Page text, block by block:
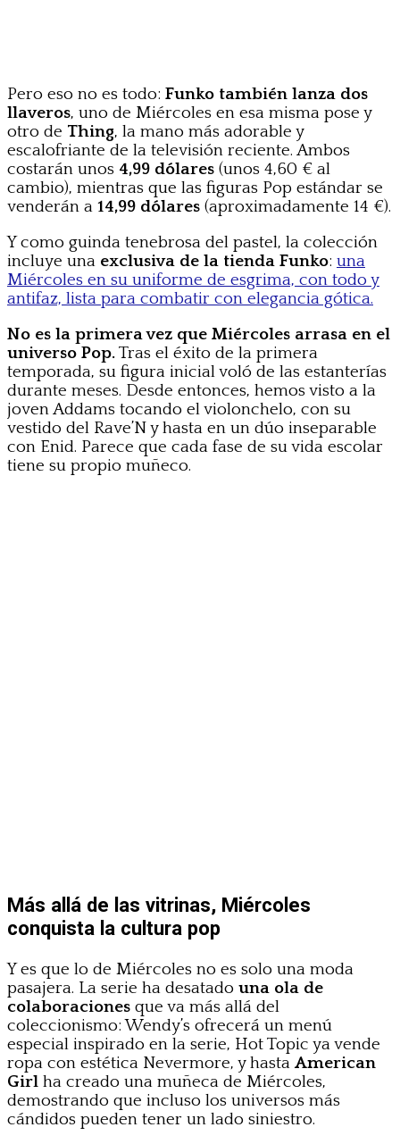
Pero eso no es todo: Funko también lanza dos
llaveros, uno de Miércoles en esa misma pose y
otro de Thing, la mano más adorable y
escalofriante de la televisión reciente. Ambos
costarán unos 4,99 dólares (unos 4,60 € al
cambio), mientras que las figuras Pop estándar se
venderán a 14,99 dólares (aproximadamente 14 €).
Y como guinda tenebrosa del pastel, la colección
incluye una exclusiva de la tienda Funko: una
Miércoles en su uniforme de esgrima, con todo y
antifaz, lista para combatir con elegancia gótica.
No es la primera vez que Miércoles arrasa en el
universo Pop.Tras el éxito de la primera
temporada, su figura inicial voló de las estanterías
durante meses. Desde entonces, hemos visto a la
joven Addams tocando el violonchelo, con su
vestido del Rave’N y hasta en un dúo inseparable
con Enid. Parece que cada fase de su vida escolar
tiene su propio muñeco.
Más allá de las vitrinas, Miércoles
conquista la cultura pop
Y es que lo de Miércoles no es solo una moda
pasajera. La serie ha desatado una ola de
colaboraciones que va más allá del
coleccionismo: Wendy’s ofrecerá un menú
especial inspirado en la serie, Hot Topic ya vende
ropa con estética Nevermore, y hasta American
Girl ha creado una muñeca de Miércoles,
demostrando que incluso los universos más
cándidos pueden tener un lado siniestro.